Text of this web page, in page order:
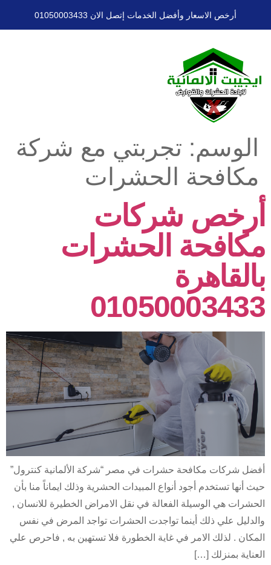
أرخص الاسعار وأفضل الخدمات إتصل الان 01050003433
الوسم: تجربتي مع شركة
مكافحة الحشرات
أرخص شركات
مكافحة الحشرات
بالقاهرة
01050003433
أفضل شركات مكافحة حشرات في مصر “شركة الألمانية كنترول”
حيث أنها تستخدم أجود أنواع المبيدات الحشرية وذلك ايماناً منا بأن
الحشرات هي الوسيلة الفعالة في نقل الامراض الخطيرة للانسان ,
والدليل علي ذلك أينما تواجدت الحشرات تواجد المرض في نفس
المكان . لذلك الامر في غاية الخطورة فلا تستهين به , فاحرص علي
العناية بمنزلك […]